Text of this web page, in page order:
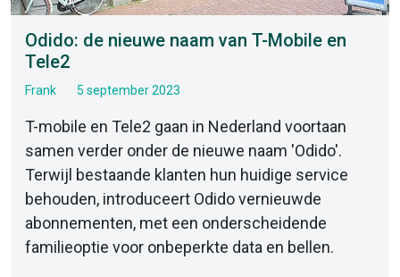
Odido: de nieuwe naam van T-Mobile en
Tele2
Frank 5 september 2023
T-mobile en Tele2 gaan in Nederland voortaan
samen verder onder de nieuwe naam 'Odido'.
Terwijl bestaande klanten hun huidige service
behouden, introduceert Odido vernieuwde
abonnementen, met een onderscheidende
familieoptie voor onbeperkte data en bellen.